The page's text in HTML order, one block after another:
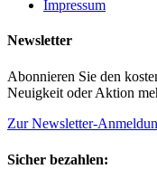
Impressum
Newsletter
Abonnieren Sie den
Neuigkeit oder Aktion
Zur Newsletter-
Sicher bezahlen: